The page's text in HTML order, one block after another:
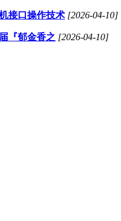
接口操作技术 [2026-04-10]
『郁金香之 [2026-04-10]